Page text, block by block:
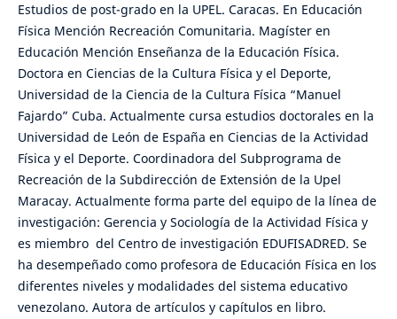
Estudios de post-grado en la UPEL. Caracas. En Educación
Física Mención Recreación Comunitaria. Magíster en
Educación Mención Enseñanza de la Educación Física.
Doctora en Ciencias de la Cultura Física y el Deporte,
Universidad de la Ciencia de la Cultura Física “Manuel
Fajardo” Cuba. Actualmente cursa estudios doctorales en la
Universidad de León de España en Ciencias de la Actividad
Física y el Deporte. Coordinadora del Subprograma de
Recreación de la Subdirección de Extensión de la Upel
Maracay. Actualmente forma parte del equipo de la línea de
investigación: Gerencia y Sociología de la Actividad Física y
es miembro del Centro de investigación EDUFISADRED. Se
ha desempeñado como profesora de Educación Física en los
diferentes niveles y modalidades del sistema educativo
venezolano. Autora de artículos y capítulos en libro.